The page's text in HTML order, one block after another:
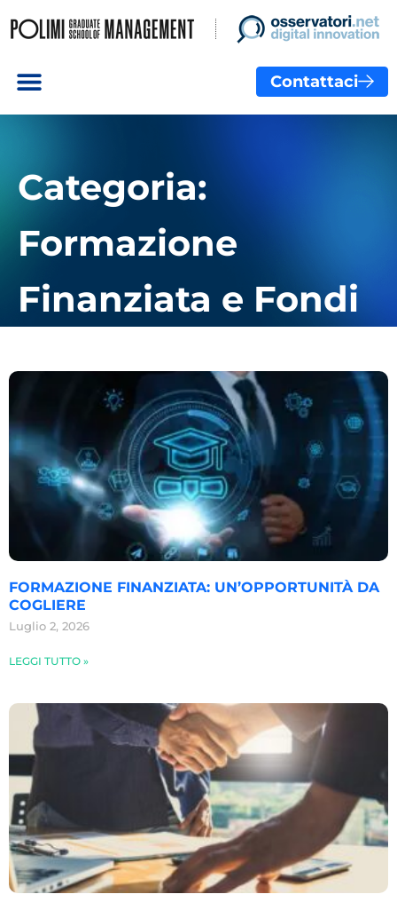
Contattaci
Categoria:
Formazione
Finanziata e Fondi
FORMAZIONE FINANZIATA: UN’OPPORTUNITÀ DA
COGLIERE
Luglio 2, 2026
LEGGI TUTTO »